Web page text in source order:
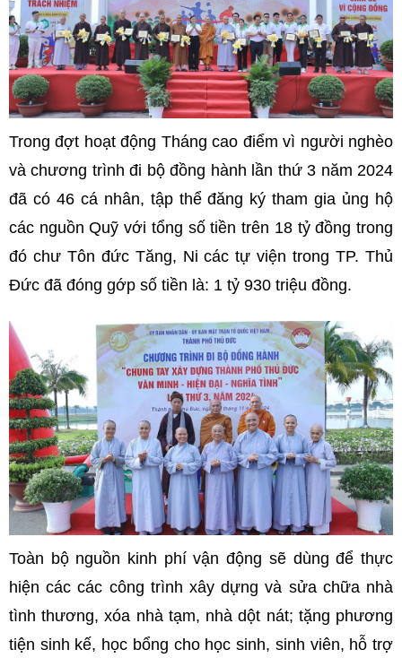
Trong đợt hoạt động Tháng cao điểm vì người nghèo
và chương trình đi bộ đồng hành lần thứ 3 năm 2024
đã có 46 cá nhân, tập thể đăng ký tham gia ủng hộ
các nguồn Quỹ với tổng số tiền trên 18 tỷ đồng trong
đó chư Tôn đức Tăng, Ni các tự viện trong TP. Thủ
Đức đã đóng gớp số tiền là: 1 tỷ 930 triệu đồng.
Toàn bộ nguồn kinh phí vận động sẽ dùng để thực
hiện các các công trình xây dựng và sửa chữa nhà
tình thương, xóa nhà tạm, nhà dột nát; tặng phương
tiện sinh kế, học bổng cho học sinh, sinh viên, hỗ trợ